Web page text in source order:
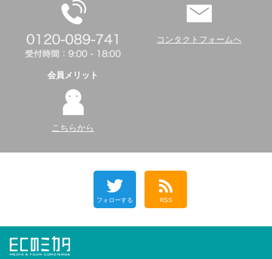
コンタクトフォームへ
会員メリット
こちらから
フォローする RSS